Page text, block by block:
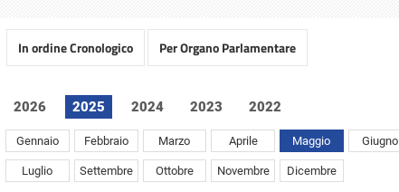
In ordine Cronologico Per Organo Parlamentare
2026 2025
Gennaio Febbraio Marzo Aprile Maggio Giugno
Luglio Settembre Ottobre Novembre Dicembre
2024 2023 2022